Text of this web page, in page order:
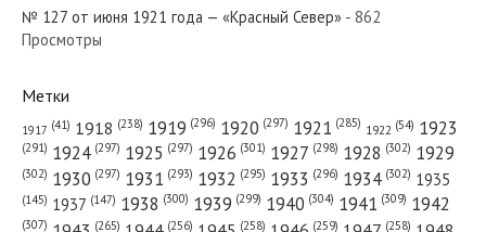
№ 226 от сентября 1961 года — «Красный Север»
№ 39 от февраля 1940 года — «Красный Север»
№ 127 от июня 1921 года — «Красный Север» - 862
Просмотры
Метки
1917 (41) 1918 (238) 1919 (296) 1920 (297) 1921 (285) 1922 (54) 1923
(291) 1924 (297) 1925 (297) 1926 (301) 1927 (298) 1928 (302) 1929
(302) 1930 (297) 1931 (293) 1932 (295) 1933 (296) 1934 (302) 1935
(145) 1937 (147) 1938 (300) 1939 (299) 1940 (304) 1941 (309) 1942
(307) (265) (256) (258) (259) (258)